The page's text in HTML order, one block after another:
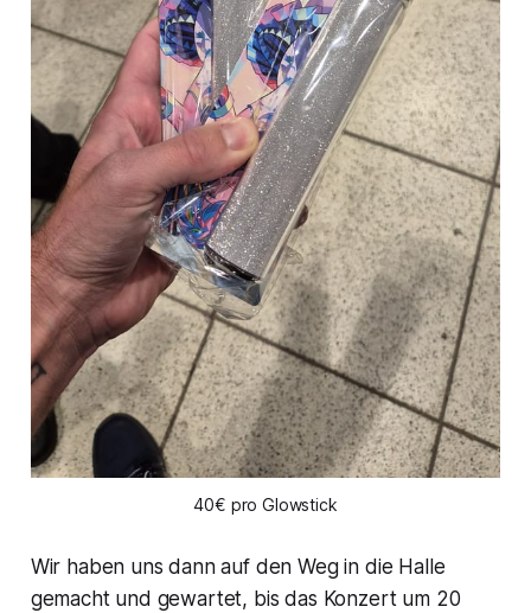
40€ pro Glowstick
Wir haben uns dann auf den Weg in die Halle
gemacht und gewartet, bis das Konzert um 20